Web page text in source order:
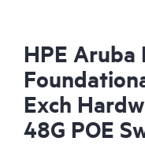
HPE
Exch
48G POE